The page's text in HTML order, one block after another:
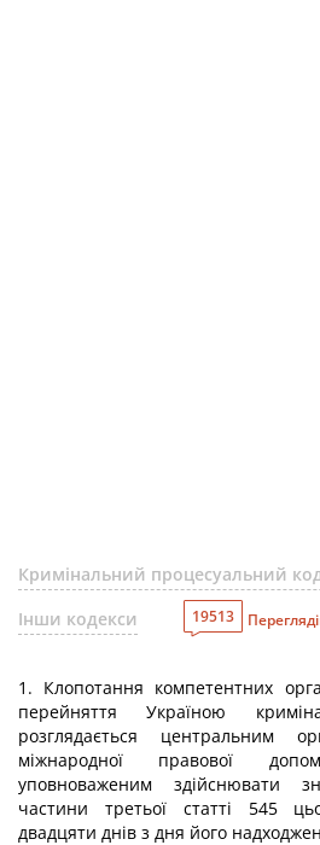
Кримінальний процесуальний
Інши кодекси
19513
1. Клопотання компетентних
перейняття Україною
розглядається центральним
міжнародної правової
уповноваженим здійснювати
частини третьої статті 545
двадцяти днів з дня його